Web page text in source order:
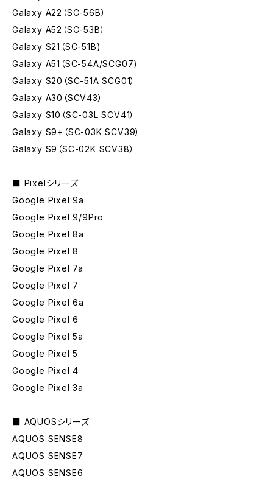
Galaxy A22（SC-56B）
Galaxy A52（SC-53B）
Galaxy S21（SC-51B)
Galaxy A51（SC-54A/SCG07)
Galaxy S20（SC-51A SCG01）
Galaxy A30（SCV43）
Galaxy S10（SC-03L SCV41）
Galaxy S9+（SC-03K SCV39）
Galaxy S9（SC-02K SCV38）
■ Pixelシリーズ
Google Pixel 9a
Google Pixel 9/9Pro
Google Pixel 8a
Google Pixel 8
Google Pixel 7a
Google Pixel 7
Google Pixel 6a
Google Pixel 6
Google Pixel 5a
Google Pixel 5
Google Pixel 4
Google Pixel 3a
■ AQUOSシリーズ
AQUOS SENSE8
AQUOS SENSE7
AQUOS SENSE6